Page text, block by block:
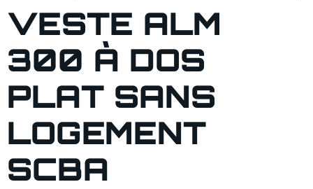
VESTE ALM
300 À DOS
PLAT SANS
LOGEMENT
SCBA